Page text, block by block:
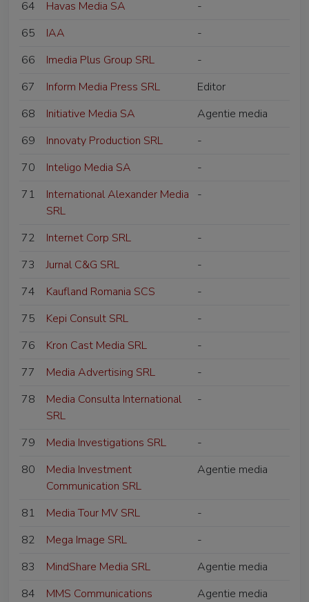
64 Havas Media SA
-
65
IAA
-
66
Imedia Plus Group SRL
-
67
Inform Media Press SRL
Editor
68
Initiative Media SA
Agentie media
69
Innovaty Production SRL
-
70
Inteligo Media SA
-
71
International Alexander Media
SRL
-
72 Internet Corp SRL
-
73
Jurnal C&G SRL
-
74
Kaufland Romania SCS
-
75
Kepi Consult SRL
-
76
Kron Cast Media SRL
-
77
Media Advertising SRL
-
78
Media Consulta International
SRL
-
79 Media Investigations SRL
-
80
Media Investment
Communication SRL
Agentie media
81 Media Tour MV SRL
-
82
Mega Image SRL
-
83
MindShare Media SRL
Agentie media
84
MMS Communications
Agentie media